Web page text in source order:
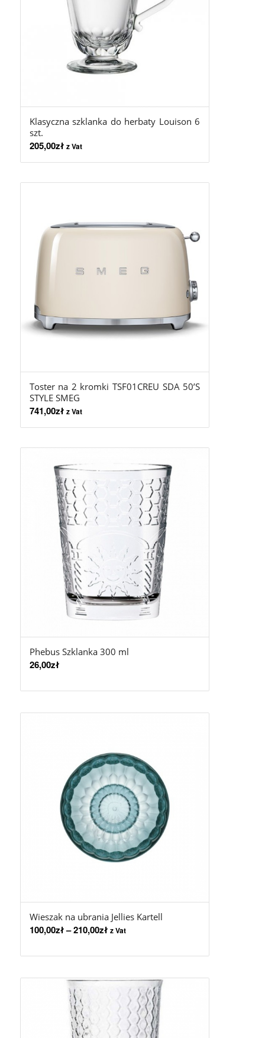
Klasyczna szklanka do herbaty Louison 6
szt.
205,00zł z Vat
Toster na 2 kromki TSF01CREU SDA 50’S
STYLE SMEG
741,00zł z Vat
Phebus Szklanka 300 ml
26,00zł
Wieszak na ubrania Jellies Kartell
100,00zł–210,00zł z Vat